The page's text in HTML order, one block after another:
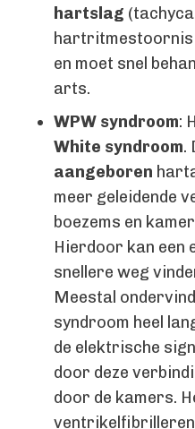
hartslag
hartritmestoornis
en moet snel
arts.
WPW syndroom:
White syndroom.
aangeboren
meer geleidende
boezems en
Hierdoor kan een
snellere weg
Meestal
syndroom heel
de elektrische
door deze
door de kamers.